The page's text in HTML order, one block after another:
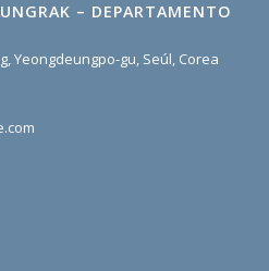
– DEPARTAMENTO
Yeongdeungpo-gu, Seúl, Corea